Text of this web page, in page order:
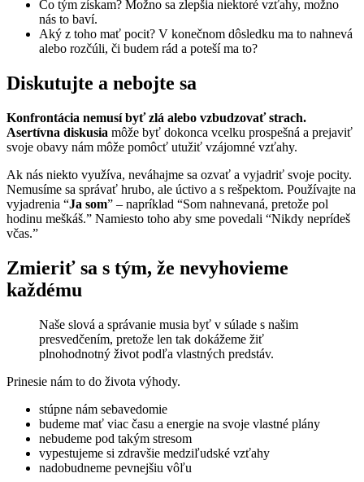
Čo tým získam? Možno sa zlepšia niektoré vzťahy, možno
nás to baví.
Aký z toho mať pocit? V konečnom dôsledku ma to nahnevá
alebo rozčúli, či budem rád a poteší ma to?
Diskutujte a nebojte sa
Konfrontácia nemusí byť zlá alebo vzbudzovať strach.
Asertívna diskusia môže byť dokonca vcelku prospešná a prejaviť
svoje obavy nám môže pomôcť utužiť vzájomné vzťahy.
Ak nás niekto využíva, neváhajme sa ozvať a vyjadriť svoje pocity.
Nemusíme sa správať hrubo, ale úctivo a s rešpektom. Používajte na
vyjadrenia “Ja som” – napríklad “Som nahnevaná, pretože pol
hodinu meškáš.” Namiesto toho aby sme povedali “Nikdy neprídeš
včas.”
Zmieriť sa s tým, že nevyhovieme
každému
Naše slová a správanie musia byť v súlade s našim
presvedčením, pretože len tak dokážeme žiť
plnohodnotný život podľa vlastných predstáv.
Prinesie nám to do života výhody.
stúpne nám sebavedomie
budeme mať viac času a energie na svoje vlastné plány
nebudeme pod takým stresom
vypestujeme si zdravšie medziľudské vzťahy
nadobudneme pevnejšiu vôľu